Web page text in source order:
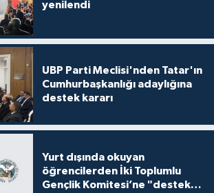
yenilendi
UBP Parti Meclisi'nden Tatar'ın
Cumhurbaşkanlığı adaylığına
destek kararı
Yurt dışında okuyan
öğrencilerden İki Toplumlu
Gençlik Komitesi’ne "destek